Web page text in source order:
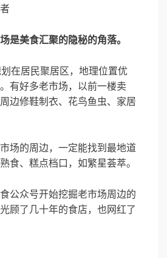
是美食汇聚的隐秘的角落。
在居民聚居区，地理位置优
有好多老市场，以前一楼卖
边修鞋制衣、花鸟鱼虫、家居
场的周边，一定能找到最地道
食、糕点档口，如繁星荟萃。
公众号开始挖掘老市场周边的
顾了几十年的食店，也网红了